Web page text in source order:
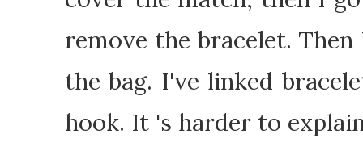
remove the bracelet. Then
the bag. I've linked
hook. It 's harder to